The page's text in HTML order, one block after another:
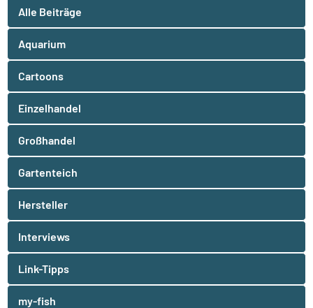
Alle Beiträge
Aquarium
Cartoons
Einzelhandel
Großhandel
Gartenteich
Hersteller
Interviews
Link-Tipps
my-fish